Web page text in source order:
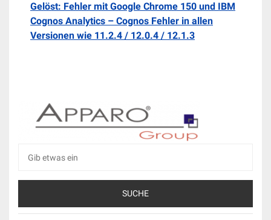
Gelöst: Fehler mit Google Chrome 150 und IBM
Cognos Analytics – Cognos Fehler in allen
Versionen wie 11.2.4 / 12.0.4 / 12.1.3
nach: